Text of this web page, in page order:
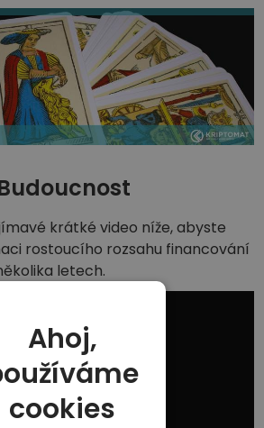
krátké video níže, abyste
rostoucího rozsahu financování
letech.
Ahoj,
cookies